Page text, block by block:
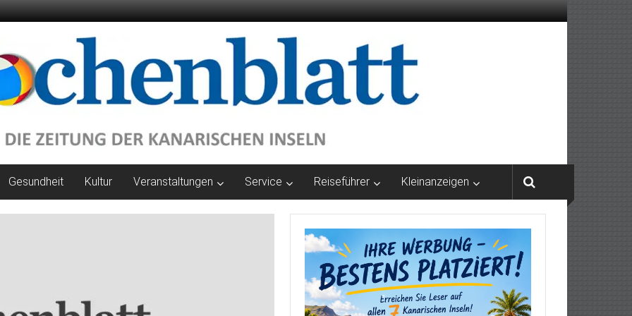
Gesundheit Kultur Veranstaltungen Service Reiseführer Kleinanzeigen